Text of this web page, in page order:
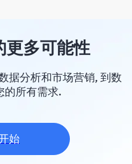
更多可能性
据分析和市场营销, 到数
的所有需求.
始